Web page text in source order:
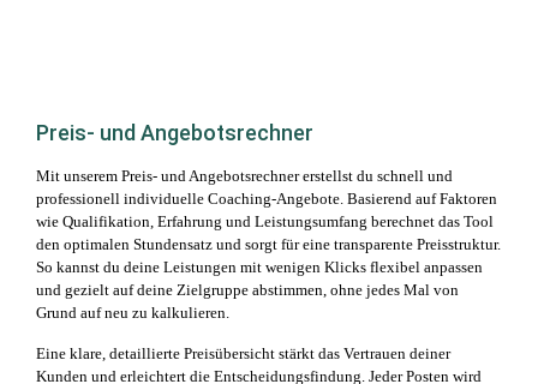
Preis- und Angebotsrechner
Mit unserem Preis- und Angebotsrechner erstellst du schnell und
professionell individuelle Coaching-Angebote. Basierend auf Faktoren
wie Qualifikation, Erfahrung und Leistungsumfang berechnet das Tool
den optimalen Stundensatz und sorgt für eine transparente Preisstruktur.
So kannst du deine Leistungen mit wenigen Klicks flexibel anpassen
und gezielt auf deine Zielgruppe abstimmen, ohne jedes Mal von
Grund auf neu zu kalkulieren.
Eine klare, detaillierte Preisübersicht stärkt das Vertrauen deiner
Kunden und erleichtert die Entscheidungsfindung. Jeder Posten wird